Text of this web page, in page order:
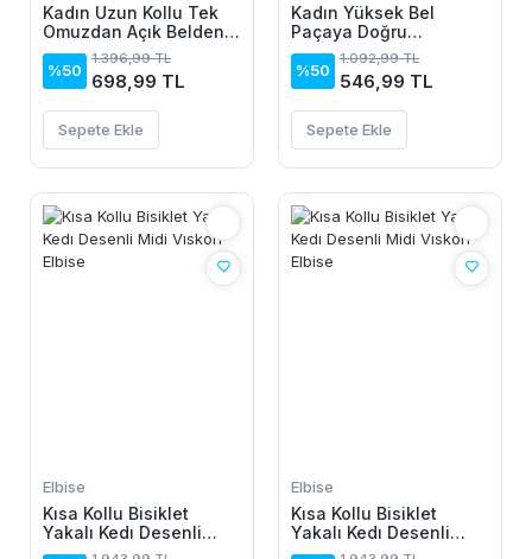
Kadın Uzun Kollu Tek
Omuzdan Açık Belden
Dantel Detaylı Janjan
Krep Bluz
%50
1.396,99 TL
698,99 TL
Sepete Ekle
Kadın Yüksek Bel
Paçaya Doğru
Genisleyen Dalgıç Tayt
%50
1.092,99 TL
546,99 TL
Sepete Ekle
Elbise
Kısa Kollu Bisiklet
Yakalı Kedı Desenli
Midi Vıskon Elbise
Elbise
Kısa Kollu Bisiklet
Yakalı Kedı Desenli
Midi Vıskon Elbise